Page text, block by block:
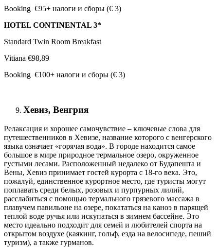
Booking €95+ налоги и сборы (€ 3)
HOTEL CONTINENTAL 3*
Standard Twin Room Breakfast
Vitiana €98,89
Booking €100+ налоги и сборы (€ 3)
Хевиз, Венгрия
Релаксация и хорошее самочувствие – ключевые слова для
путешественников в Хевизе, название которого с венгерского
языка означает «горячая вода». В городе находится самое
большое в мире природное термальное озеро, окруженное
густыми лесами. Расположенный недалеко от Будапешта и
Вены, Хевиз принимает гостей курорта с 18-го века. Это,
пожалуй, единственное курортное место, где туристы могут
поплавать среди белых, розовых и пурпурных лилий,
расслабиться с помощью термального грязевого массажа в
плавучем павильоне на озере, покататься на каноэ в парящей
теплой воде ручья или искупаться в зимнем бассейне. Это
место идеально подходит для семей и любителей спорта на
открытом воздухе (каякинг, гольф, езда на велосипеде, пеший
туризм), а также гурманов.